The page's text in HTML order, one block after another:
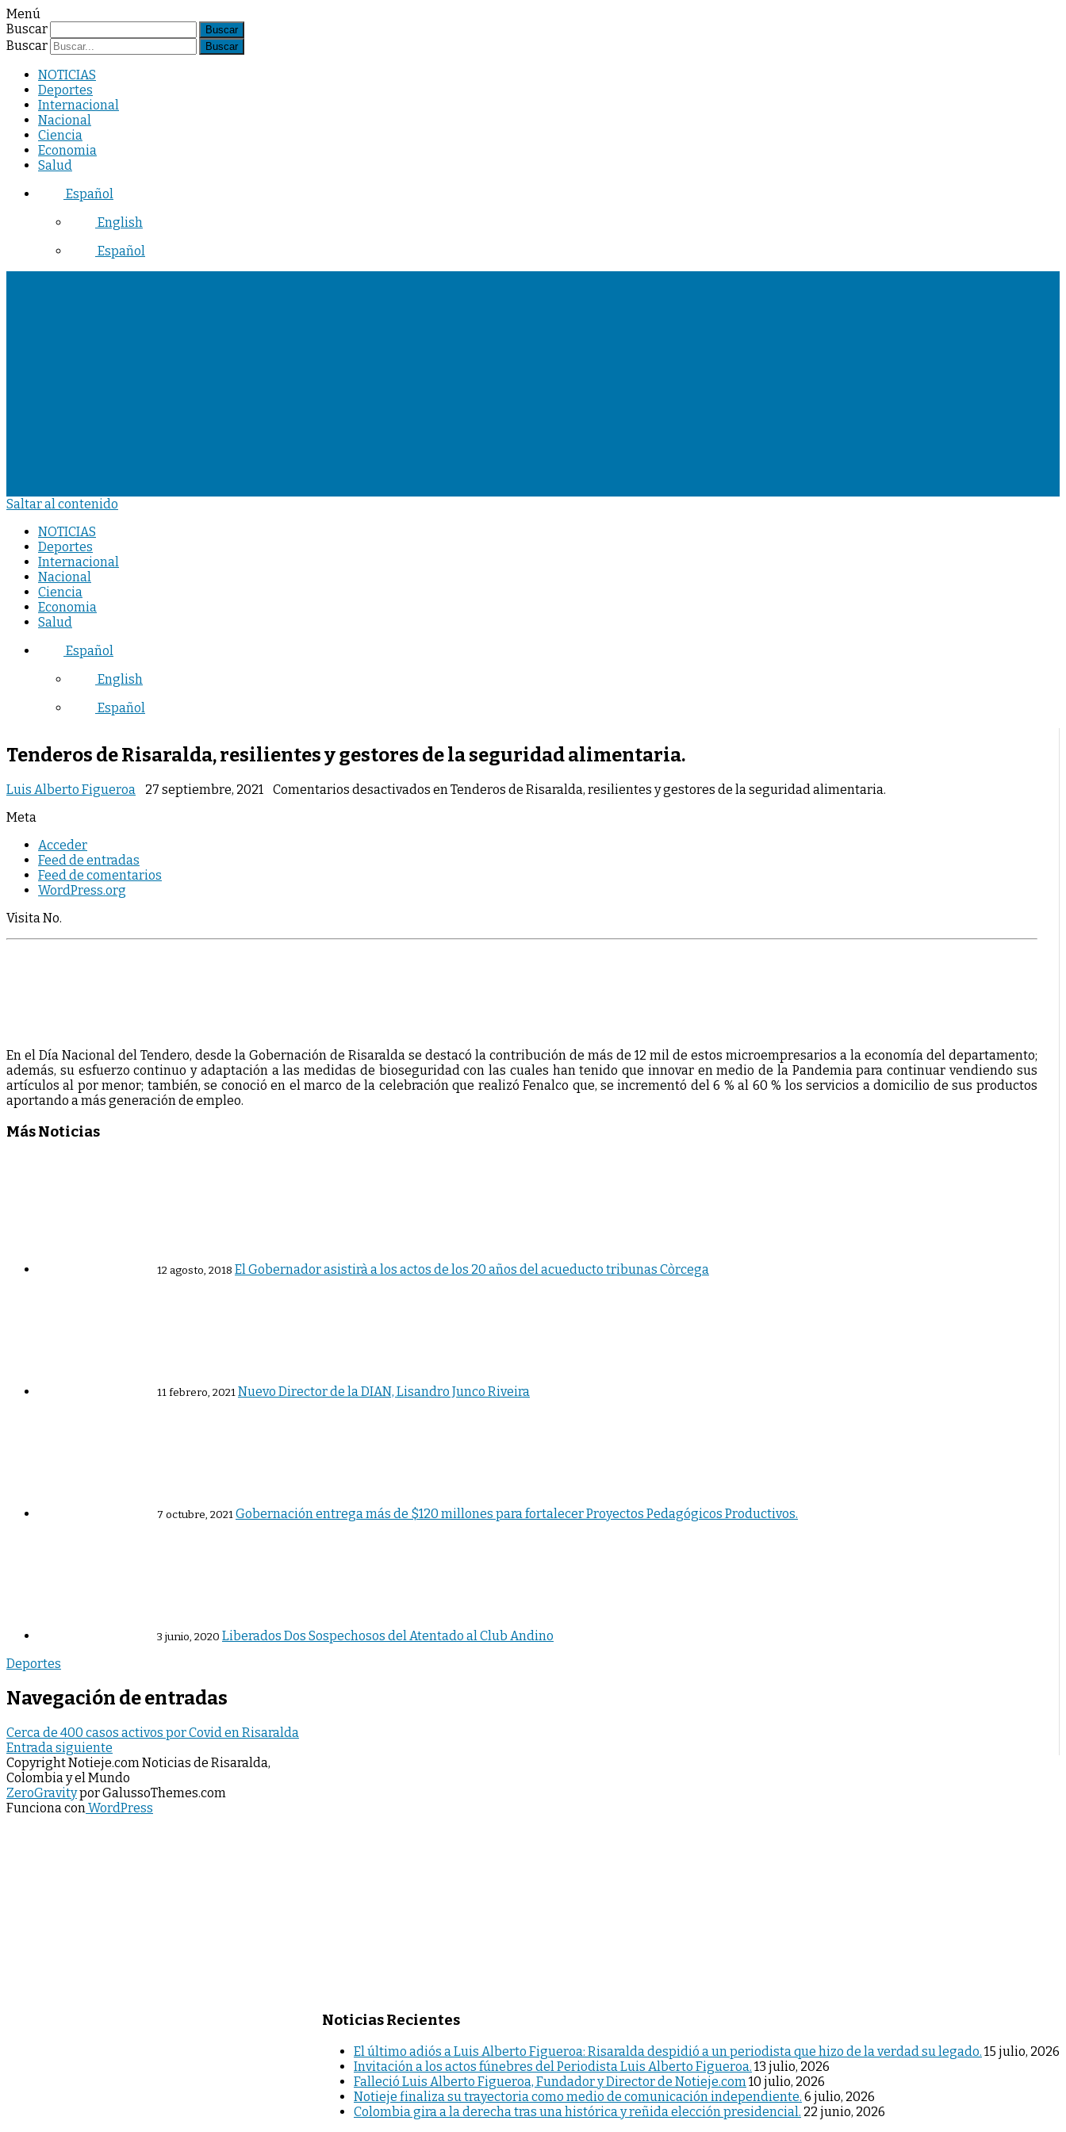
Menú
Buscar
Buscar
NOTICIAS
Deportes
Internacional
Nacional
Ciencia
Economia
Salud
Español
English
Español
Saltar al contenido
NOTICIAS
Deportes
Internacional
Nacional
Ciencia
Economia
Salud
Español
English
Español
Tenderos de Risaralda, resilientes y gestores de la seguridad alimentaria.
Luis Alberto Figueroa 27 septiembre, 2021 Comentarios desactivados en Tenderos de Risaralda, resilientes y gestores de la seguridad alimentaria.
Meta
Acceder
Feed de entradas
Feed de comentarios
WordPress.org
Visita No.
En el Día Nacional del Tendero, desde la Gobernación de Risaralda se destacó la contribución de más de 12 mil de estos microempresarios a la economía del departamento;
además, su esfuerzo continuo y adaptación a las medidas de bioseguridad con las cuales han tenido que innovar en medio de la Pandemia para continuar vendiendo sus
artículos al por menor; también, se conoció en el marco de la celebración que realizó Fenalco que, se incrementó del 6 % al 60 % los servicios a domicilio de sus productos
aportando a más generación de empleo.
Más Noticias
12 agosto, 2018 El Gobernador asistirà a los actos de los 20 años del acueducto tribunas Còrcega
11 febrero, 2021Nuevo Director de la DIAN, Lisandro Junco Riveira
7 octubre, 2021Gobernación entrega más de $120 millones para fortalecer Proyectos Pedagógicos Productivos.
3 junio, 2020 Liberados Dos Sospechosos del Atentado al Club Andino
Deportes
Navegación de entradas
Cerca de 400 casos activos por Covid en Risaralda
Entrada siguiente
Noticias Recientes
El último adiós a Luis Alberto Figueroa: Risaralda despidió a un periodista que hizo de la verdad su legado. 15 julio, 2026
Invitación a los actos fúnebres del Periodista Luis Alberto Figueroa. 13 julio, 2026
Falleció Luis Alberto Figueroa, Fundador y Director de Notieje.com 10 julio, 2026
Notieje finaliza su trayectoria como medio de comunicación independiente. 6 julio, 2026
Colombia gira a la derecha tras una histórica y reñida elección presidencial. 22 junio, 2026
Copyright Notieje.com Noticias de Risaralda,
Colombia y el Mundo
ZeroGravitypor GalussoThemes.com
Funciona conWordPress